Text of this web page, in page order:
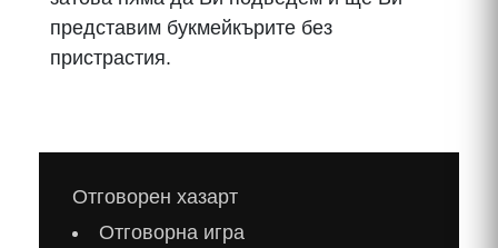
представим букмейкърите без
пристрастия.
Отговорен хазарт
Отговорна игра